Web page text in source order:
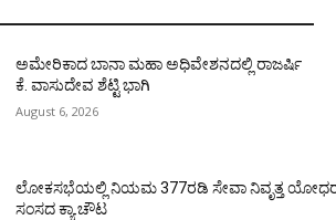
ಅಮೇರಿಕಾದ ಬಾನಾ ಮಹಾ ಅಧಿವೇಶನದಲ್ಲಿ ರಾಜರ್ಷಿ
ಕೆ. ವಾಸುದೇವ ಶೆಟ್ಟಿ ಭಾಗಿ
August 6, 2026
ಲೋಕಸಭೆಯಲ್ಲಿ ನಿಯಮ 377ರಡಿ ಸೇವಾ ನಿವೃತ್ತ
ಸಂಸದ ಕ್ಯಾ.ಚೌಟ